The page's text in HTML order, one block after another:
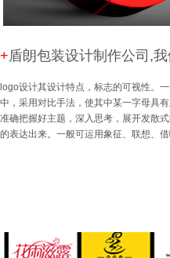
+盾朗包装设计制作公司,
logo设计其设计特点，标志的可视性。
中，采用对比手法，使其中某一字母具
准确把握好主题，深入思考，展开发散
的表达出来。一般可运用象征、联想、借